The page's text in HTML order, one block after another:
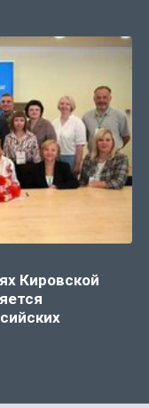
Кировской